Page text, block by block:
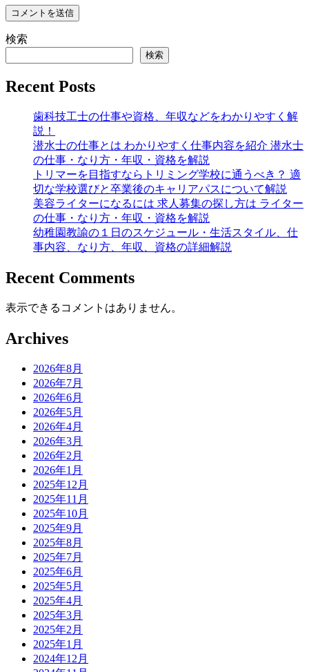
検索
検索
Recent Posts
歯科技工士の仕事や資格、年収などをわかりやすく解
説！
潜水士の仕事とは わかりやすく仕事内容を紹介 潜水士
の仕事・なり方・年収・資格を解説
トリマーを目指すならトリミング学校に通うべき？ 適
切な学校選びと卒業後のキャリアパスについて解説
美容ライターになるには 求人募集の探し方は ライター
の仕事・なり方・年収・資格を解説
幼稚園教諭の１日のスケジュール・生活スタイル、仕
事内容、なり方、年収、資格の詳細解説
Recent Comments
表示できるコメントはありません。
Archives
2026年8月
2026年7月
2026年6月
2026年5月
2026年4月
2026年3月
2026年2月
2026年1月
2025年12月
2025年11月
2025年10月
2025年9月
2025年8月
2025年7月
2025年6月
2025年5月
2025年4月
2025年3月
2025年2月
2025年1月
2024年12月